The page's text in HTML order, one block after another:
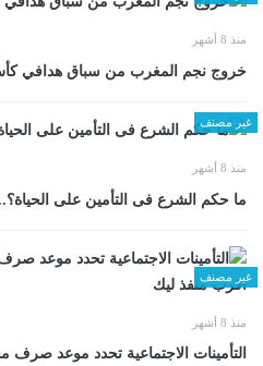
منذ 8 أشهر
خروج نجم المغرب من سباق هدافي
غير مصنف
منذ 8 أشهر
ما حكم الشرع فى التأمين على الحياة؟..
غير مصنف
منذ 8 أشهر